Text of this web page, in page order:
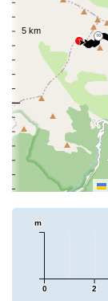
10
0 2
m